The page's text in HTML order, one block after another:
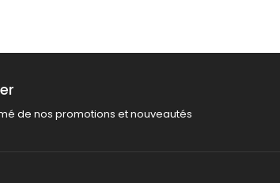
de nos promotions et nouveautés